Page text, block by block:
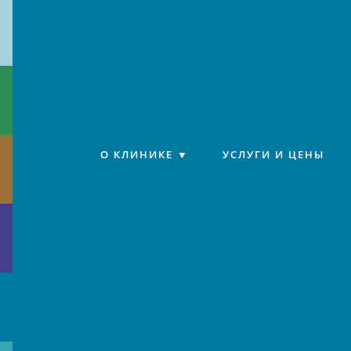
О КЛИНИКЕ УСЛУГИ И ЦЕНЫ